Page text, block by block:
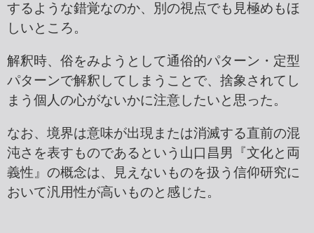
するような錯覚なのか、別の視点でも見極めもほ
しいところ。
解釈時、俗をみようとして通俗的パターン・定型
パターンで解釈してしまうことで、捨象されてし
まう個人の心がないかに注意したいと思った。
なお、境界は意味が出現または消滅する直前の混
沌さを表すものであるという山口昌男『文化と両
義性』の概念は、見えないものを扱う信仰研究に
おいて汎用性が高いものと感じた。